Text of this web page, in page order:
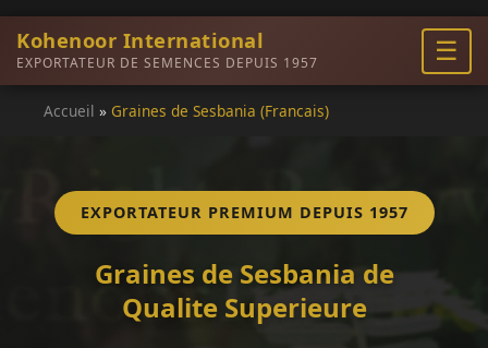
Kohenoor International
EXPORTATEUR DE SEMENCES DEPUIS 1957 ☰
Accueil » Graines de Sesbania (Francais)
EXPORTATEUR PREMIUM DEPUIS 1957
Graines de Sesbania de
Qualite Superieure